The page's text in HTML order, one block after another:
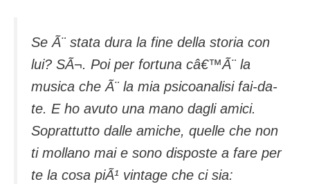
Se Ã¨ stata dura la fine della storia con
lui? SÃ¬. Poi per fortuna câ€™Ã¨ la
musica che Ã¨ la mia psicoanalisi fai-da-
te. E ho avuto una mano dagli amici.
Soprattutto dalle amiche, quelle che non
ti mollano mai e sono disposte a fare per
te la cosa piÃ¹ vintage che ci sia: